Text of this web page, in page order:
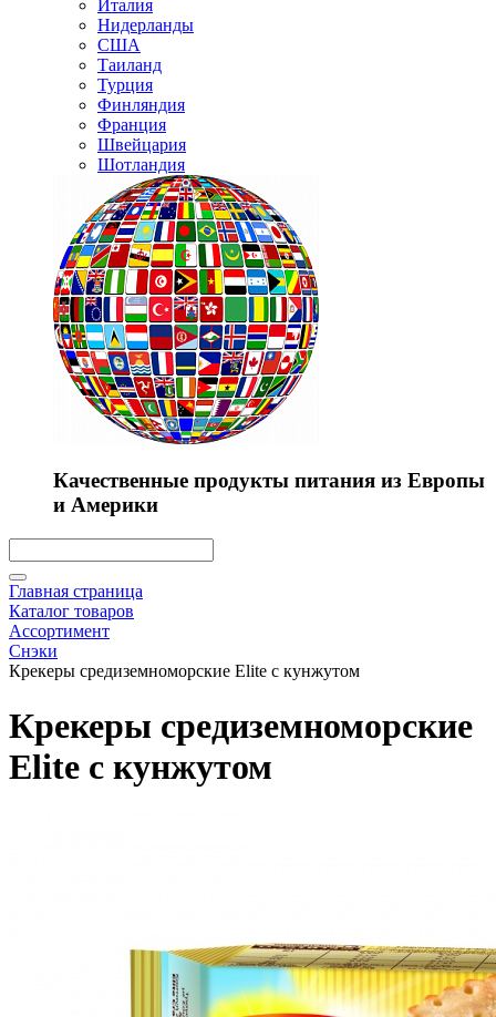
Италия
Нидерланды
США
Таиланд
Турция
Финляндия
Франция
Швейцария
Шотландия
Качественные продукты питания из Европы
и Америки
Главная страница
Каталог товаров
Ассортимент
Снэки
Крекеры средиземноморские Elite с кунжутом
Крекеры средиземноморские
Elite с кунжутом